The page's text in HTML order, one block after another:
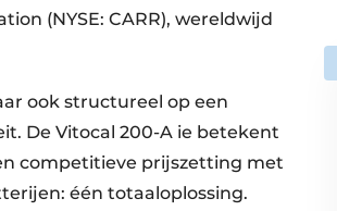
(NYSE: CARR), wereldwijd
ook structureel op een
De Vitocal 200-A ie betekent
competitieve prijszetting met
één totaaloplossing.